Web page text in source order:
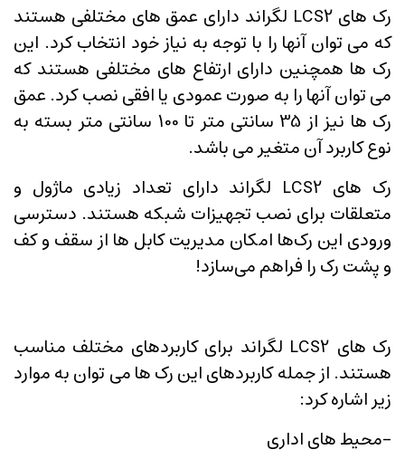
رک های LCS2 لگراند دارای عمق های مختلفی هستند
که می توان آنها را با توجه به نیاز خود انتخاب کرد. این
رک ها همچنین دارای ارتفاع های مختلفی هستند که
می توان آنها را به صورت عمودی یا افقی نصب کرد. عمق
رک ها نیز از 35 سانتی متر تا 100 سانتی متر بسته به
نوع کاربرد آن متغیر می باشد.
رک های LCS2 لگراند دارای تعداد زیادی ماژول و
متعلقات برای نصب تجهیزات شبکه هستند. دسترسی
ورودی این رک‌ها امکان مدیریت کابل ها از سقف و کف
و پشت رک را فراهم می‌سازد!
رک های LCS2 لگراند برای کاربردهای مختلف مناسب
هستند. از جمله کاربردهای این رک ها می توان به موارد
زیر اشاره کرد:
-محیط های اداری